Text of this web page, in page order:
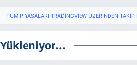
TÜM PIYASALARI TRADINGVIEW ÜZERINDEN TAKIP
Yükleniyor...